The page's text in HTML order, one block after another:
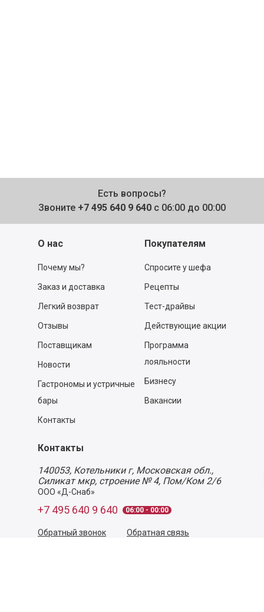
Есть вопросы?
Звоните +7 495 640 9 640 с 06:00 до 00:00
О нас
Почему мы?
Заказ и доставка
Легкий возврат
Отзывы
Поставщикам
Новости
Гастрономы и устричные
бары
Контакты
Покупателям
Спросите у шефа
Рецепты
Тест-драйвы
Действующие акции
Программа
лояльности
Бизнесу
Вакансии
Контакты
140053, Котельники г, Московская обл.,
Силикат мкр, строение № 4, Пом/Ком 2/6
ООО «Д-Снаб»
+7 495 640 9 640 06:00 - 00:00
Обратный звонок Обратная связь